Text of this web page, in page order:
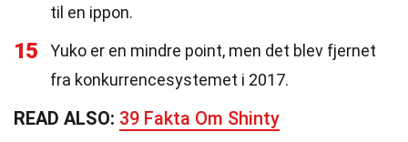
til en ippon.
15
Yuko er en mindre point, men det blev fjernet
fra konkurrencesystemet i 2017.
READ ALSO: 39 Fakta Om Shinty